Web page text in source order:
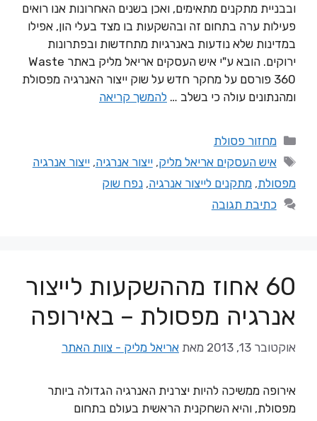
ובבניית מתקנים מתאימים, ואכן בשנים האחרונות אנו רואים
פעילות ערה בתחום זה ובהשקעות בו מצד בעלי הון, אפילו
במדינות שלא נודעות באנרגיות מתחדשות ובפתרונות
ירוקים. הובא ע"י איש העסקים אריאל מליק באתר Waste
360 פורסם על מחקר חדש על שוק ייצור האנרגיה מפסולת
ומהנתונים עולה כי בשלב … להמשך קריאה
מחזור פסולת
איש העסקים אריאל מליק,ייצור אנרגיה,ייצור אנרגיה
מפסולת, מתקנים לייצור אנרגיה, נפח שוק
כתיבת תגובה
60 אחוז מההשקעות לייצור
אנרגיה מפסולת – באירופה
אוקטובר 13, 2013 מאת אריאל מליק - צוות האתר
אירופה ממשיכה להיות יצרנית האנרגיה הגדולה ביותר
מפסולת, והיא השחקנית הראשית בעולם בתחום